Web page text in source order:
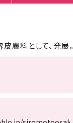
膚科として、発展。